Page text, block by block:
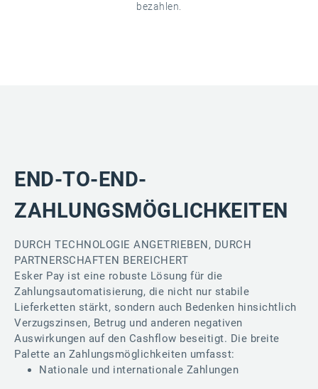
bezahlen.
END-TO-END-
ZAHLUNGSMÖGLICHKEITEN
DURCH TECHNOLOGIE ANGETRIEBEN, DURCH
PARTNERSCHAFTEN BEREICHERT
Esker Pay ist eine robuste Lösung für die
Zahlungsautomatisierung, die nicht nur stabile
Lieferketten stärkt, sondern auch Bedenken hinsichtlich
Verzugszinsen, Betrug und anderen negativen
Auswirkungen auf den Cashflow beseitigt. Die breite
Palette an Zahlungsmöglichkeiten umfasst:
Nationale und internationale Zahlungen